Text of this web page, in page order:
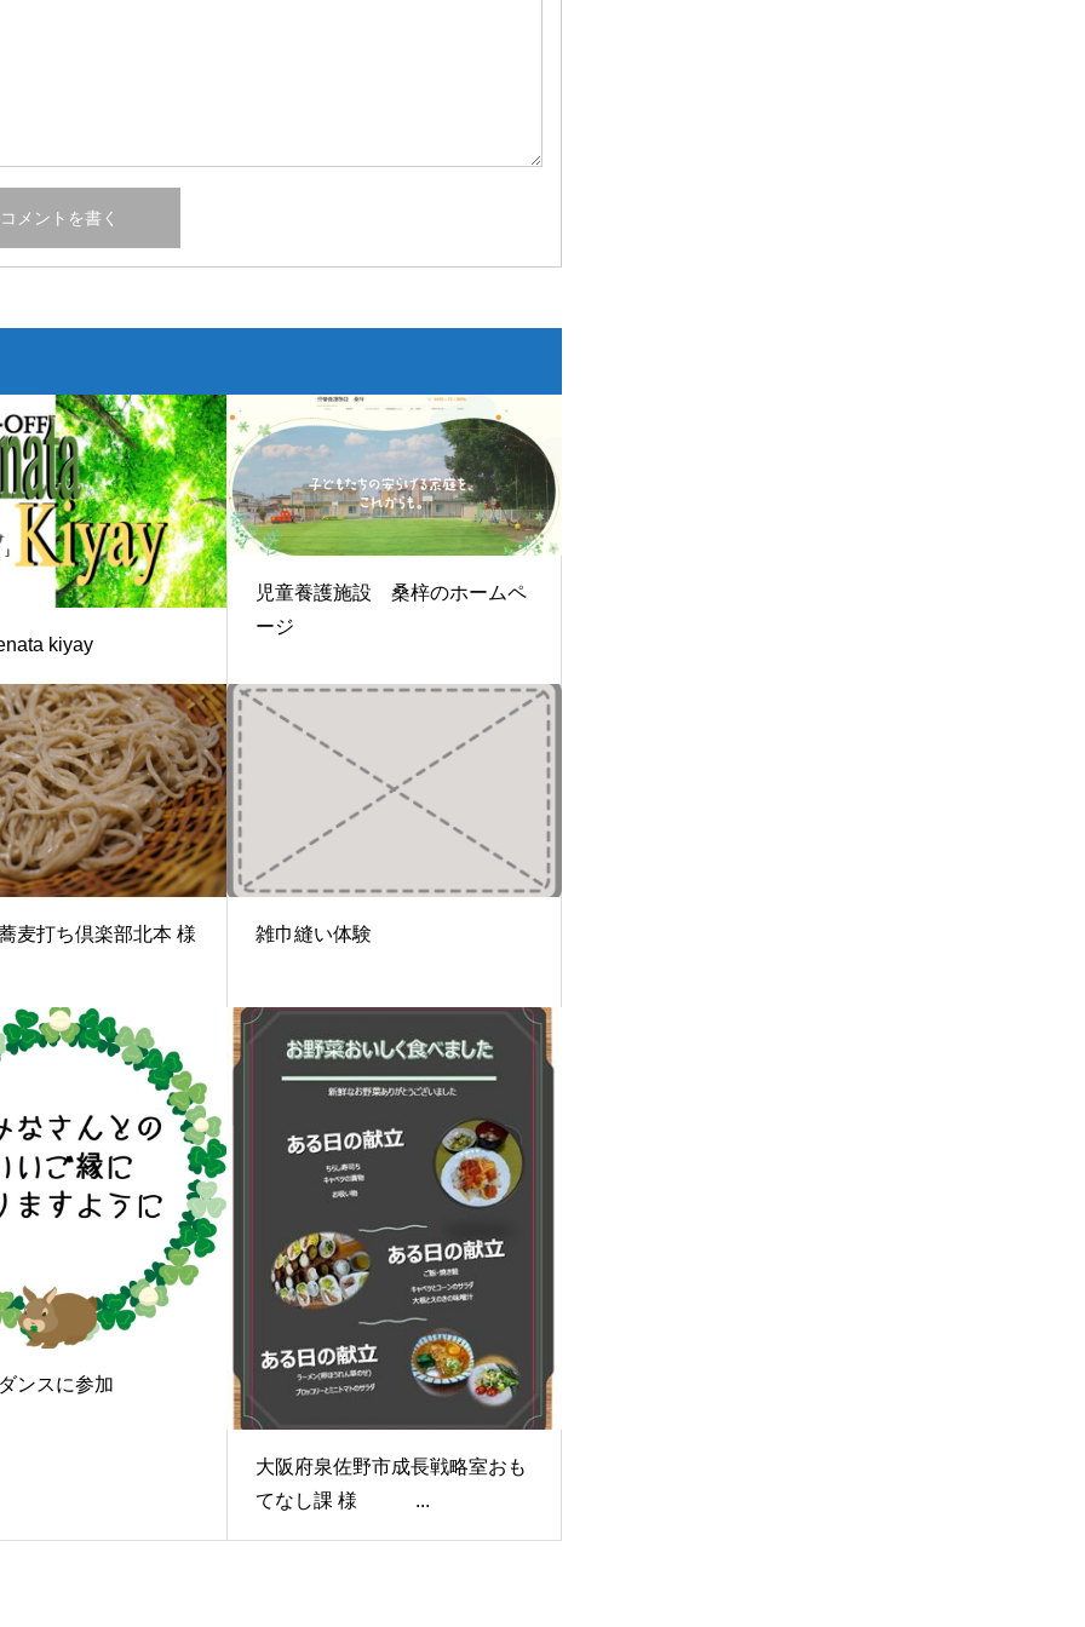
kiyay
児童養護施設 桑梓のホームペ
ージ
麦打ち倶楽部北本 様 雑巾縫い体験
ンスに参加
大阪府泉佐野市成長戦略室おも
てなし課 様 ...